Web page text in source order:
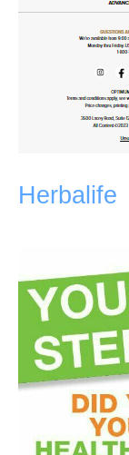
Herbalife